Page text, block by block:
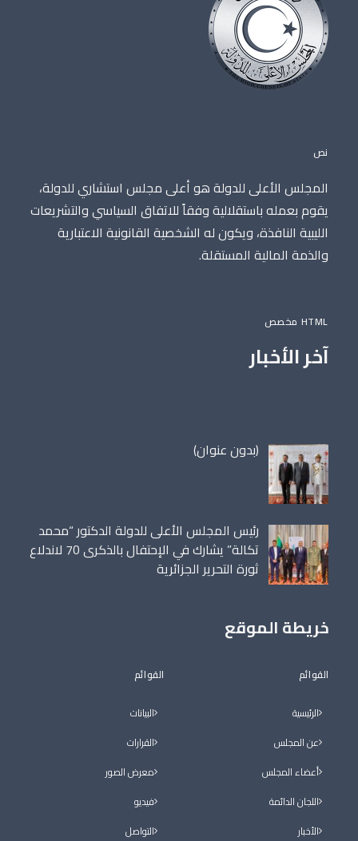
نص
المجلس الأعلى للدولة هو أعلى مجلس استشاري للدولة،
يقوم بعمله باستقلالية وفقاً للاتفاق السياسي والتشريعات
الليبية النافذة، ويكون له الشخصية القانونية الاعتبارية
والذمة المالية المستقلة.
HTML مخصص
آخر الأخبار
(بدون عنوان)مقالة
رئيس المجلس الأعلى للدولة الدكتور “محمد
تكالة” يشارك في الإحتفال بالذكرى 70 لاندلاع
ثورة التحرير الجزائرية
خريطة الموقع
القوائم
الرئيسية
عن المجلس
أعضاء المجلس
اللجان الدائمة
الأخبار
القوائم
البيانات
القرارات
معرض الصور
فيديو
التواصل